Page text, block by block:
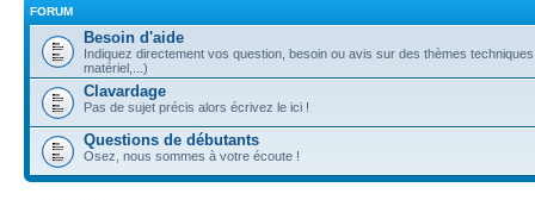
FORUM
Besoin d'aide
Indiquez directement vos question, besoin ou avis sur des thèmes
matériel,...)
Clavardage
Pas de sujet précis alors écrivez le ici !
Questions de débutants
Osez, nous sommes à votre écoute !